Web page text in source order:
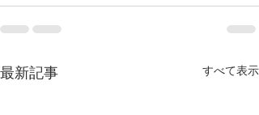
最新記事 すべて表示